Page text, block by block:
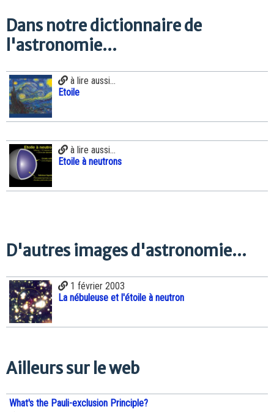
Dans notre dictionnaire de
l'astronomie...
à lire aussi...
Etoile
à lire aussi...
Etoile à neutrons
D'autres images d'astronomie...
1 février 2003
La nébuleuse et l'étoile à neutron
Ailleurs sur le web
What's the Pauli-exclusion Principle?